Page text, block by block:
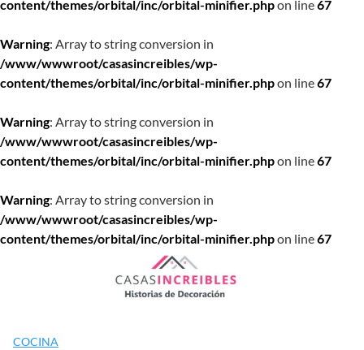
content/themes/orbital/inc/orbital-minifier.phpon line67
Warning: Array to string conversion in
/www/wwwroot/casasincreibles/wp-
content/themes/orbital/inc/orbital-minifier.phpon line67
Warning: Array to string conversion in
/www/wwwroot/casasincreibles/wp-
content/themes/orbital/inc/orbital-minifier.phpon line67
Warning: Array to string conversion in
/www/wwwroot/casasincreibles/wp-
content/themes/orbital/inc/orbital-minifier.phpon line67
COCINA